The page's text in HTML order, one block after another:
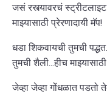
जसं रस्त्यावरचं
माझ्यासाठी प्रेरणादायी मॅप!
धडा शिकवायची तुमची
तुमची शैली...हीच
जेव्हा जेव्हा गोंधळात